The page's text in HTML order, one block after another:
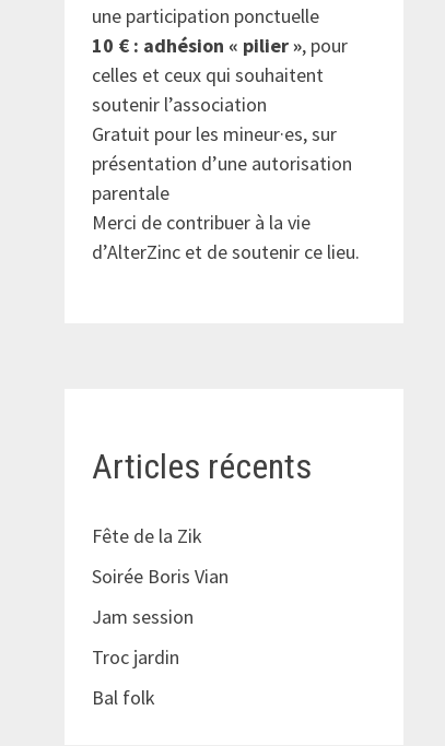
une participation ponctuelle
10 € : adhésion « pilier », pour
celles et ceux qui souhaitent
soutenir l’association
Gratuit pour les mineur·es, sur
présentation d’une autorisation
parentale
Merci de contribuer à la vie
d’AlterZinc et de soutenir ce lieu.
Articles récents
Fête de la Zik
Soirée Boris Vian
Jam session
Troc jardin
Bal folk